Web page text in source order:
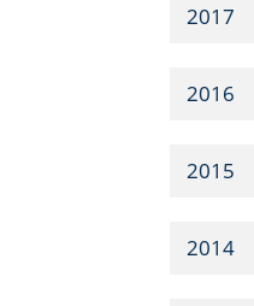
2017
2016
2015
2014